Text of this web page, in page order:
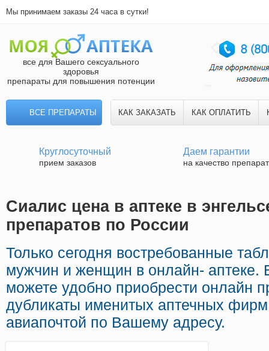
Мы принимаем заказы 24 часа в сутки!
все для Вашего сексуального
здоровья
препараты для повышения потенции
ВСЕ ПРЕПАРАТЫ КАК ЗАКАЗАТЬ КАК ОПЛАТИТЬ
Круглосуточный
прием заказов
Даем гарантии
на качество
Сиалис цена в аптеке в
препаратов по России
Только сегодня востребованные
мужчин и женщин в онлайн- аптеке.
можете удобно приобрести онлайн
дубликаты именитых аптечных фирм
авиапочтой по Вашему адресу.